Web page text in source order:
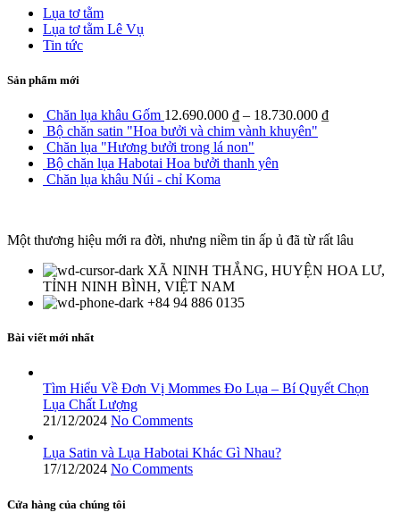
Lụa tơ tằm
Lụa tơ tằm Lê Vụ
Tin tức
Sản phẩm mới
Chăn lụa khâu Gốm 12.690.000 ₫ – 18.730.000 ₫
Bộ chăn satin "Hoa bưởi và chim vành khuyên"
Chăn lụa "Hương bưởi trong lá non"
Bộ chăn lụa Habotai Hoa bưởi thanh yên
Chăn lụa khâu Núi - chỉ Koma
Một thương hiệu mới ra đời, nhưng niềm tin ấp ủ đã từ rất lâu
XÃ NINH THẮNG, HUYỆN HOA LƯ,
TỈNH NINH BÌNH, VIỆT NAM
+84 94 886 0135
Bài viết mới nhất
Tìm Hiểu Về Đơn Vị Mommes Đo Lụa – Bí Quyết Chọn
Lụa Chất Lượng
21/12/2024 No Comments
Lụa Satin và Lụa Habotai Khác Gì Nhau?
17/12/2024 No Comments
Cửa hàng của chúng tôi